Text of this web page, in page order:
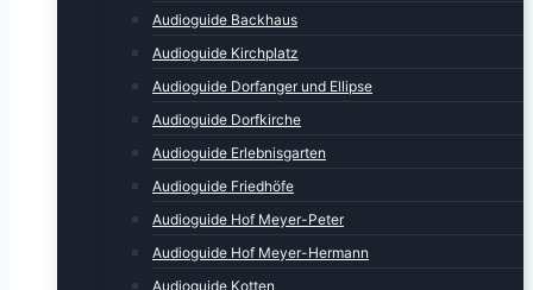
Audioguide Backhaus
Audioguide Kirchplatz
Audioguide Dorfanger und Ellipse
Audioguide Dorfkirche
Audioguide Erlebnisgarten
Audioguide Friedhöfe
Audioguide Hof Meyer-Peter
Audioguide Hof Meyer-Hermann
Audioguide Kotten